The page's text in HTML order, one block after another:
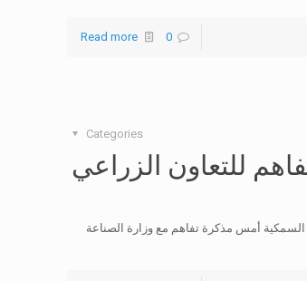
0
Read more
Categories
للتعاون الزراعي
السمكية أمس مذكرة تفاهم مع وزارة الصناعة